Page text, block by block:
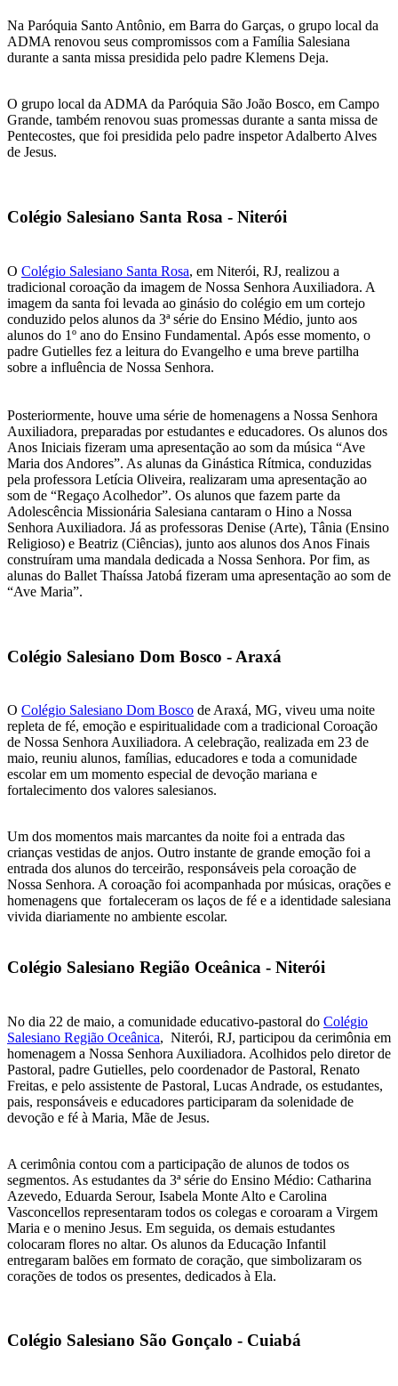
Na Paróquia Santo Antônio, em Barra do Garças, o grupo local da
ADMA renovou seus compromissos com a Família Salesiana
durante a santa missa presidida pelo padre Klemens Deja.
O grupo local da ADMA da Paróquia São João Bosco, em Campo
Grande, também renovou suas promessas durante a santa missa de
Pentecostes, que foi presidida pelo padre inspetor Adalberto Alves
de Jesus.
Colégio Salesiano Santa Rosa - Niterói
O Colégio Salesiano Santa Rosa, em Niterói, RJ, realizou a
tradicional coroação da imagem de Nossa Senhora Auxiliadora. A
imagem da santa foi levada ao ginásio do colégio em um cortejo
conduzido pelos alunos da 3ª série do Ensino Médio, junto aos
alunos do 1º ano do Ensino Fundamental. Após esse momento, o
padre Gutielles fez a leitura do Evangelho e uma breve partilha
sobre a influência de Nossa Senhora.
Posteriormente, houve uma série de homenagens a Nossa Senhora
Auxiliadora, preparadas por estudantes e educadores. Os alunos dos
Anos Iniciais fizeram uma apresentação ao som da música “Ave
Maria dos Andores”. As alunas da Ginástica Rítmica, conduzidas
pela professora Letícia Oliveira, realizaram uma apresentação ao
som de “Regaço Acolhedor”. Os alunos que fazem parte da
Adolescência Missionária Salesiana cantaram o Hino a Nossa
Senhora Auxiliadora. Já as professoras Denise (Arte), Tânia (Ensino
Religioso) e Beatriz (Ciências), junto aos alunos dos Anos Finais
construíram uma mandala dedicada a Nossa Senhora. Por fim, as
alunas do Ballet Thaíssa Jatobá fizeram uma apresentação ao som de
“Ave Maria”.
Colégio Salesiano Dom Bosco - Araxá
O Colégio Salesiano Dom Bosco de Araxá, MG, viveu uma noite
repleta de fé, emoção e espiritualidade com a tradicional Coroação
de Nossa Senhora Auxiliadora. A celebração, realizada em 23 de
maio, reuniu alunos, famílias, educadores e toda a comunidade
escolar em um momento especial de devoção mariana e
fortalecimento dos valores salesianos.
Um dos momentos mais marcantes da noite foi a entrada das
crianças vestidas de anjos. Outro instante de grande emoção foi a
entrada dos alunos do terceirão, responsáveis pela coroação de
Nossa Senhora. A coroação foi acompanhada por músicas, orações e
homenagens que fortaleceram os laços de fé e a identidade salesiana
vivida diariamente no ambiente escolar.
Colégio Salesiano Região Oceânica - Niterói
‍No dia 22 de maio, a comunidade educativo-pastoral do Colégio
Salesiano Região Oceânica, Niterói, RJ, participou da cerimônia em
homenagem a Nossa Senhora Auxiliadora. Acolhidos pelo diretor de
Pastoral, padre Gutielles, pelo coordenador de Pastoral, Renato
Freitas, e pelo assistente de Pastoral, Lucas Andrade, os estudantes,
pais, responsáveis e educadores participaram da solenidade de
devoção e fé à Maria, Mãe de Jesus.
A cerimônia contou com a participação de alunos de todos os
segmentos. As estudantes da 3ª série do Ensino Médio: Catharina
Azevedo, Eduarda Serour, Isabela Monte Alto e Carolina
Vasconcellos representaram todos os colegas e coroaram a Virgem
Maria e o menino Jesus. Em seguida, os demais estudantes
colocaram flores no altar. Os alunos da Educação Infantil
entregaram balões em formato de coração, que simbolizaram os
corações de todos os presentes, dedicados à Ela.
Colégio Salesiano São Gonçalo - Cuiabá